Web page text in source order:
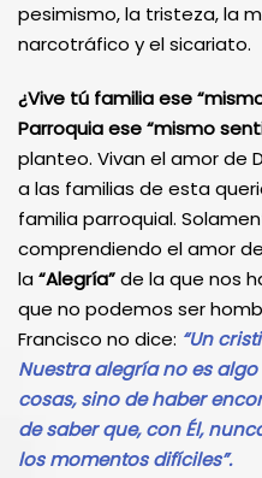
pesimismo, la tristeza, la
narcotráfico y el sicariato.
¿Vive tú familiaese
Parroquia ese “mismo
planteo. Vivan el amor de
a las familias de esta
familia parroquial.
comprendiendo el amor
la“Alegría”de la que nos
que no podemos ser
Francisco no dice: “Un
Nuestra alegría no es
cosas, sino de haber
de saber que, con Él,
los momentos difíciles”.